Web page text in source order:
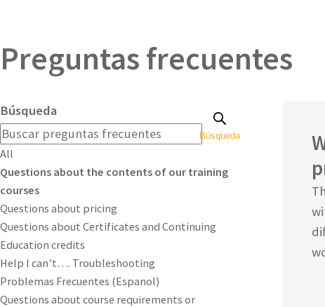
Preguntas frecuentes
Búsqueda
Búsqueda
All
Questions about the contents of our training
courses
Questions about pricing
Questions about Certificates and Continuing
Education credits
Help I can’t…. Troubleshooting
Problemas Frecuentes (Espanol)
Questions about course requirements or